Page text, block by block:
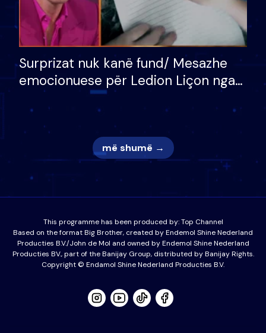
Surprizat nuk kanë fund/ Mesazhe
emocionuese për Ledion Liçon nga
nëna dhe fëmijët e tij, moderatori
nuk i mban dot lotët: Nuk meritoj…
më shumë →
This programme has been produced by:Top Channel
Based on the format Big Brother, created by Endemol Shine Nederland
Producties B.V./John de Mol and owned by Endemol Shine Nederland
Producties BV., part of the Banijay Group, distributed by Banijay Rights.
Copyright © Endamol Shine Nederland Producties B.V.